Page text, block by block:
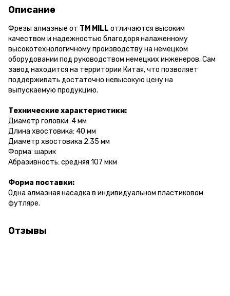
Описание
Фрезы алмазные от ТМ MILL отличаются высоким
качеством и надежностью благодоря налаженному
высокотехнологичному производству на немецком
оборудовании под руководством немецких инженеров. Сам
завод находится на территории Китая, что позволяет
поддерживать достаточно невысокую цену на
выпускаемую продукцию.
Технические характеристики:
Диаметр головки: 4 мм
Длина хвостовика: 40 мм
Диаметр хвостовика 2.35 мм
Форма: шарик
Абразивность: средняя 107 мкм
Форма поставки:
Одна алмазная насадка в индивидуальном пластиковом
футляре.
Отзывы